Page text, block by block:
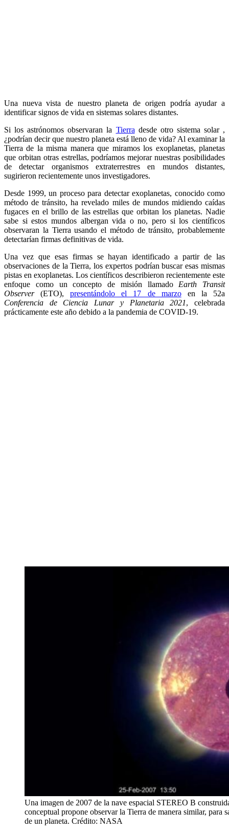
Una nueva vista de nuestro planeta de origen podría ayudar a
identificar signos de vida en sistemas solares distantes.
Si los astrónomos observaran la Tierra desde otro sistema solar ,
¿podrían decir que nuestro planeta está lleno de vida? Al examinar la
Tierra de la misma manera que miramos los exoplanetas, planetas
que orbitan otras estrellas, podríamos mejorar nuestras posibilidades
de detectar organismos extraterrestres en mundos distantes,
sugirieron recientemente unos investigadores.
Desde 1999, un proceso para detectar exoplanetas, conocido como
método de tránsito, ha revelado miles de mundos midiendo caídas
fugaces en el brillo de las estrellas que orbitan los planetas. Nadie
sabe si estos mundos albergan vida o no, pero si los científicos
observaran la Tierra usando el método de tránsito, probablemente
detectarían firmas definitivas de vida.
Una vez que esas firmas se hayan identificado a partir de las
observaciones de la Tierra, los expertos podrían buscar esas mismas
pistas en exoplanetas. Los científicos describieron recientemente este
enfoque como un concepto de misión llamado Earth Transit
Observer(ETO),presentándolo el 17 de marzoen la 52a
Conferencia de Ciencia Lunar y Planetaria 2021, celebrada
prácticamente este año debido a la pandemia de COVID-19.
Una imagen de 2007 de la nave espacial STEREO B
conceptual propone observar la Tierra de manera similar, para
de un planeta. Crédito: NASA